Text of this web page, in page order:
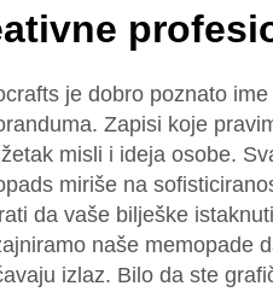
je dobro poznato
Zapisi koje
misli i ideja osobe.
miriše na
da vaše bilješke
naše memopade
izlaz. Bilo da ste